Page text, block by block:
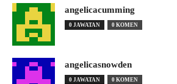
angelicacumming
0 JAWATAN 0 KOMEN
angelicasnowden
0 JAWATAN 0 KOMEN